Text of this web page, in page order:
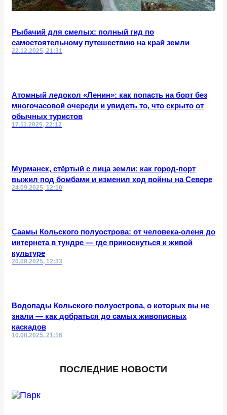
Рыбачий для смелых: полный гид по
самостоятельному путешествию на край земли
22.12.2025, 21:31
Атомный ледокол «Ленин»: как попасть на борт без
многочасовой очереди и увидеть то, что скрыто от
обычных туристов
17.11.2025, 22:12
Мурманск, стёртый с лица земли: как город-порт
выжил под бомбами и изменил ход войны на Севере
24.09.2025, 12:10
Саамы Кольского полуострова: от человека-оленя до
интернета в тундре — где прикоснуться к живой
культуре
20.08.2025, 12:33
Водопады Кольского полуострова, о которых вы не
знали — как добраться до самых живописных
каскадов
10.08.2025, 21:16
ПОСЛЕДНИЕ НОВОСТИ